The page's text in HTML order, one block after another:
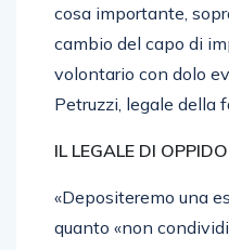
cosa importante,
cambio del capo di
volontario con dolo
Petruzzi, legale della
IL LEGALE DI OPPIDO
«Depositeremo una
quanto «non